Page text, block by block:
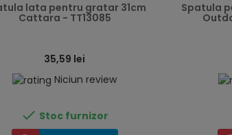
lata pentru gratar 31cm
Cattara - TT13085
35,59 lei
Niciun review
 Stoc furnizor
Spatula